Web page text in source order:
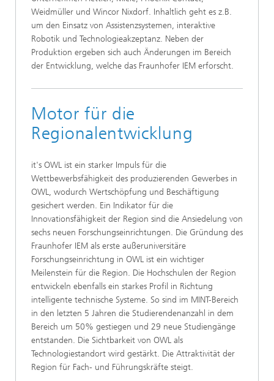
Weidmüller und Wincor Nixdorf. Inhaltlich geht es z.B.
um den Einsatz von Assistenzsystemen, interaktive
Robotik und Technologieakzeptanz. Neben der
Produktion ergeben sich auch Änderungen im Bereich
der Entwicklung, welche das Fraunhofer IEM erforscht.
Motor für die
Regionalentwicklung
it's OWL ist ein starker Impuls für die
Wettbewerbsfähigkeit des produzierenden Gewerbes in
OWL, wodurch Wertschöpfung und Beschäftigung
gesichert werden. Ein Indikator für die
Innovationsfähigkeit der Region sind die Ansiedelung von
sechs neuen Forschungseinrichtungen. Die Gründung des
Fraunhofer IEM als erste außeruniversitäre
Forschungseinrichtung in OWL ist ein wichtiger
Meilenstein für die Region. Die Hochschulen der Region
entwickeln ebenfalls ein starkes Profil in Richtung
intelligente technische Systeme. So sind im MINT-Bereich
in den letzten 5 Jahren die Studierendenanzahl in dem
Bereich um 50% gestiegen und 29 neue Studiengänge
entstanden. Die Sichtbarkeit von OWL als
Technologiestandort wird gestärkt. Die Attraktivität der
Region für Fach- und Führungskräfte steigt.